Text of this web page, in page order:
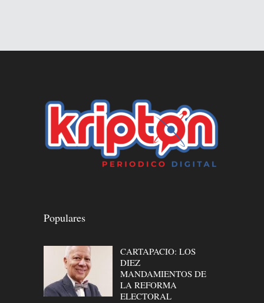
Populares
CARTAPACIO: LOS
DIEZ
MANDAMIENTOS DE
LA REFORMA
ELECTORAL